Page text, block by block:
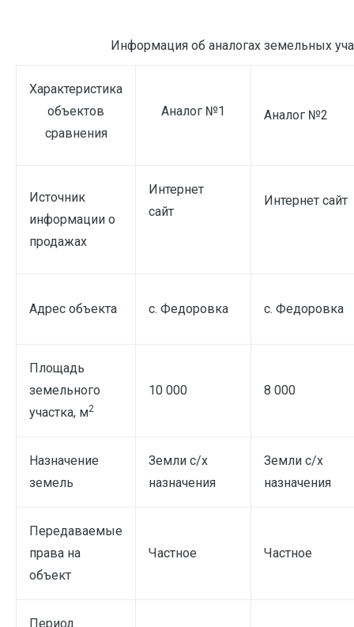
Информация об аналогах земельных
Характеристика
объектов
сравнения
Аналог №1 Аналог №2
Источник
информации о
продажах
Интернет
сайт
Интернет сайт
Адрес объекта с. Федоровка с. Федоровка
Площадь
земельного
участка, м2
10 000 8 000
Назначение
земель
Земли с/х
назначения
Земли с/х
назначения
Передаваемые
права на
объект
Частное Частное
Период